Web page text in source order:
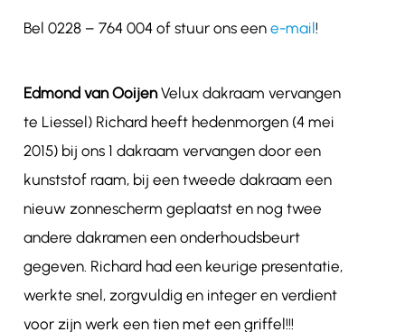
Bel 0228 – 764 004 of stuur ons een e-mail!
Edmond van OoijenVelux dakraam vervangen
te Liessel) Richard heeft hedenmorgen (4 mei
2015) bij ons 1 dakraam vervangen door een
kunststof raam, bij een tweede dakraam een
nieuw zonnescherm geplaatst en nog twee
andere dakramen een onderhoudsbeurt
gegeven. Richard had een keurige presentatie,
werkte snel, zorgvuldig en integer en verdient
voor zijn werk een tien met een griffel!!!